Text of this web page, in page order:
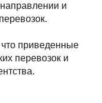
и
приведенные
перевозок и